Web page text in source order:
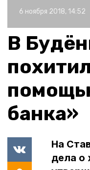
6 ноября 2018, 14:52
В
банка»
На
дела о